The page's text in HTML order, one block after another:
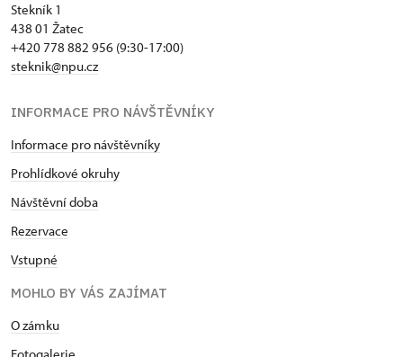
Stekník 1
438 01 Žatec
+420 778 882 956 (9:30-17:00)
steknik@npu.cz
INFORMACE PRO NÁVŠTĚVNÍKY
Informace pro návštěvníky
Prohlídkové okruhy
Návštěvní doba
Rezervace
Vstupné
MOHLO BY VÁS ZAJÍMAT
O zámku